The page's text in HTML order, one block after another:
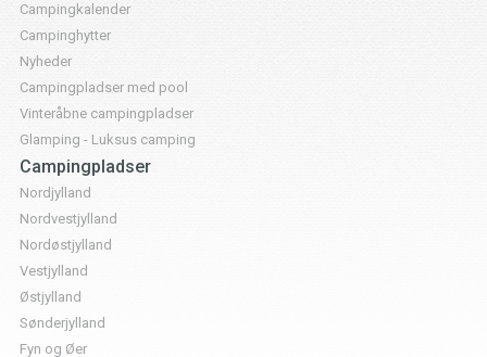
Campingkalender
Campinghytter
Nyheder
Campingpladser med pool
Vinteråbne campingpladser
Glamping - Luksus camping
Campingpladser
Nordjylland
Nordvestjylland
Nordøstjylland
Vestjylland
Østjylland
Sønderjylland
Fyn og Øer